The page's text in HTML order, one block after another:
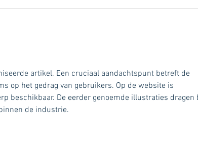
artikel. Een cruciaal aandachtspunt betreft de
op het gedrag van gebruikers. Op de website is
beschikbaar. De eerder genoemde illustraties
de industrie.